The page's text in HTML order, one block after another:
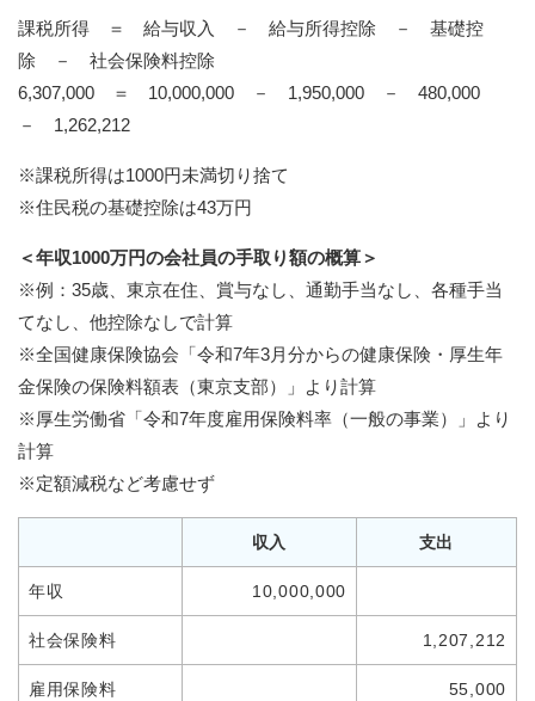
課税所得 ＝ 給与収入 － 給与所得控除 － 基礎控
除 － 社会保険料控除
6,307,000 ＝ 10,000,000 － 1,950,000 － 480,000
－ 1,262,212
※課税所得は1000円未満切り捨て
※住民税の基礎控除は43万円
＜年収1000万円の会社員の手取り額の概算＞
※例：35歳、東京在住、賞与なし、通勤手当なし、各種手当
てなし、他控除なしで計算
※全国健康保険協会「令和7年3月分からの健康保険・厚生年
金保険の保険料額表（東京支部）」より計算
※厚生労働省「令和7年度雇用保険料率（一般の事業）」より
計算
※定額減税など考慮せず
収入 支出
年収 10,000,000
社会保険料 1,207,212
雇用保険料 55,000